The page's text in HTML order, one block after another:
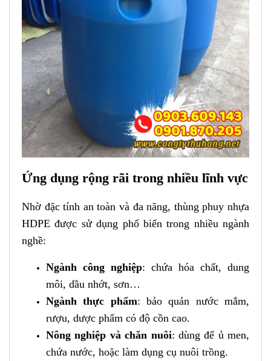
Ứng dụng rộng rãi trong nhiều lĩnh vực
Nhờ đặc tính an toàn và đa năng, thùng phuy nhựa
HDPE được sử dụng phổ biến trong nhiều ngành
nghề:
Ngành công nghiệp: chứa hóa chất, dung
môi, dầu nhớt, sơn…
Ngành thực phẩm: bảo quản nước mắm,
rượu, dược phẩm có độ cồn cao.
Nông nghiệp và chăn nuôi: dùng để ủ men,
chứa nước, hoặc làm dụng cụ nuôi trồng.